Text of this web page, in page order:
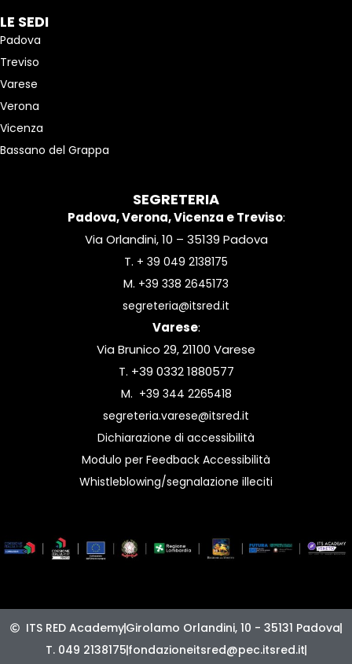
LE SEDI
Padova
Treviso
Varese
Verona
Vicenza
Bassano del Grappa
SEGRETERIA
Padova, Verona, Vicenza e Treviso:
Via Orlandini, 10 – 35139 Padova
T. + 39 049 2138175
M. +39 338 2645173
segreteria@itsred.it
Varese:
Via Brunico 29, 21100 Varese
T. +39 0332 1880577
M. +39 344 2265418
segreteria.varese@itsred.it
Dichiarazione di accessibilità
Modulo per Feedback Accessibilità
Whistleblowing/segnalazione illeciti
ITS RED AcademyGirolamo Orlandini, 10 - 35131 Padova
T. 049 2138175 fondazioneitsred@pec.itsred.it